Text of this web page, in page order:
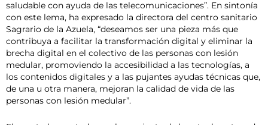
saludable con ayuda de las telecomunicaciones”. En sintonía
con este lema, ha expresado la directora del centro sanitario
Sagrario de la Azuela, “deseamos ser una pieza más que
contribuya a facilitar la transformación digital y eliminar la
brecha digital en el colectivo de las personas con lesión
medular, promoviendo la accesibilidad a las tecnologías, a
los contenidos digitales y a las pujantes ayudas técnicas que,
de una u otra manera, mejoran la calidad de vida de las
personas con lesión medular”.